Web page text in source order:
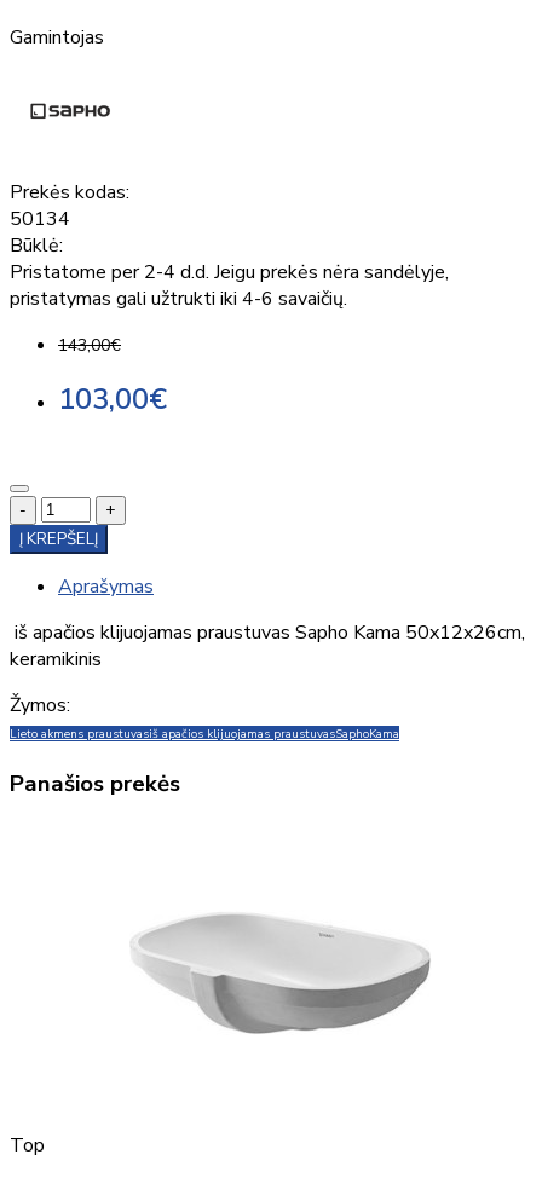
Gamintojas
Prekės kodas:
50134
Būklė:
Pristatome per 2-4 d.d. Jeigu prekės nėra sandėlyje,
pristatymas gali užtrukti iki 4-6 savaičių.
143,00€
103,00€
-
+
Į KREPŠELĮ
Aprašymas
iš apačios klijuojamas praustuvas Sapho Kama 50x12x26cm,
keramikinis
Žymos:
Lieto akmens praustuvasiš apačios klijuojamas praustuvasSaphoKama
Panašios prekės
Top